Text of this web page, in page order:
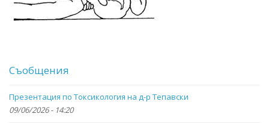
Съобщения
Презентация по Токсикология на д-р Тепавски
09/06/2026 - 14:20